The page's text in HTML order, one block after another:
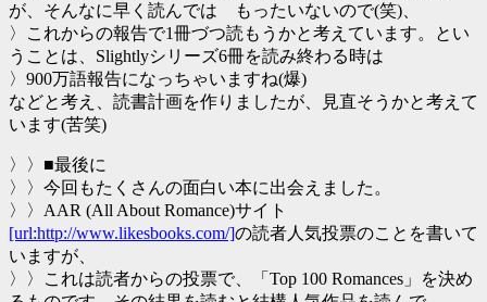
が、そんなに早く読んでは もったいないので(笑)、
〉これからの報告で1冊づつ読もうかと考えています。とい
うことは、Slightlyシリーズ6冊を読み終わる時は
〉900万語報告になっちゃいますね(爆)
などと考え、読書計画を作りましたが、見直そうかと考えて
います(苦笑)
〉〉■最後に
〉〉今回もたくさんの面白い本に出会えました。
〉〉AAR (All About Romance)サイト
[url:http://www.likesbooks.com/]の読者人気投票のことを書いて
いますが、
〉〉これは読者からの投票で、「Top 100 Romances」を決め